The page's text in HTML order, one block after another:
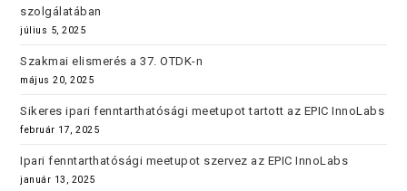
szolgálatában
július 5, 2025
Szakmai elismerés a 37. OTDK-n
május 20, 2025
Sikeres ipari fenntarthatósági meetupot tartott az EPIC InnoLabs
február 17, 2025
Ipari fenntarthatósági meetupot szervez az EPIC InnoLabs
január 13, 2025